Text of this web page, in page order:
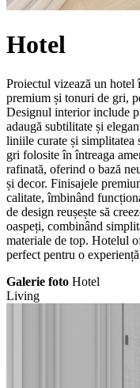
Hotel
Proiectul vizează un
premium și tonuri de gri,
Designul interior include
adaugă subtilitate și
liniile curate și
gri folosite în întreaga
rafinată, oferind o bază
și decor. Finisajele
calitate, îmbinând
de design reușește să
oaspeți, combinând
materiale de top. Hotelul
perfect pentru o
Galerie foto Hotel
Living